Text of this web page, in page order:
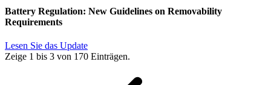
Battery Regulation: New Guidelines on Removability
Requirements
Lesen Sie das Update
Zeige 1 bis 3 von 170 Einträgen.